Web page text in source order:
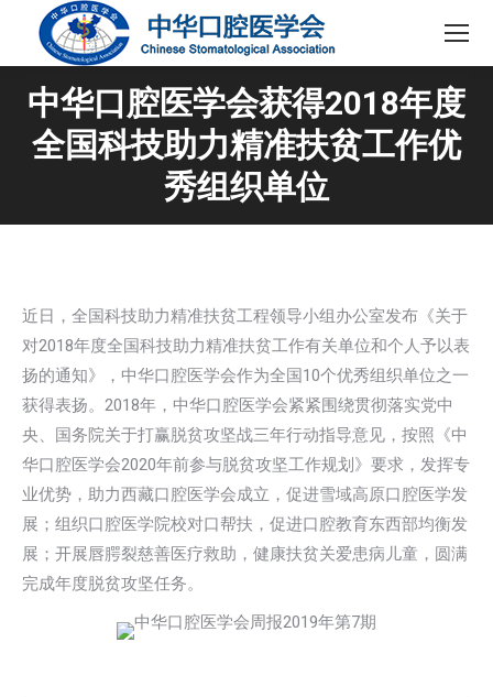
中华口腔医学会获得2018年度
全国科技助力精准扶贫工作优
秀组织单位
近日，全国科技助力精准扶贫工程领导小组办公室发布《关于
对2018年度全国科技助力精准扶贫工作有关单位和个人予以表
扬的通知》，中华口腔医学会作为全国10个优秀组织单位之一
获得表扬。2018年，中华口腔医学会紧紧围绕贯彻落实党中
央、国务院关于打赢脱贫攻坚战三年行动指导意见，按照《中
华口腔医学会2020年前参与脱贫攻坚工作规划》要求，发挥专
业优势，助力西藏口腔医学会成立，促进雪域高原口腔医学发
展；组织口腔医学院校对口帮扶，促进口腔教育东西部均衡发
展；开展唇腭裂慈善医疗救助，健康扶贫关爱患病儿童，圆满
完成年度脱贫攻坚任务。